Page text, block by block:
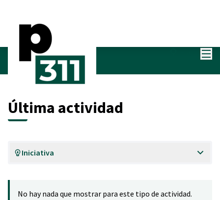
Últimas actividades
Última actividad
Iniciativa
No hay nada que mostrar para este tipo de actividad.